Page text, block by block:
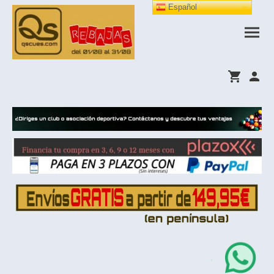
Español